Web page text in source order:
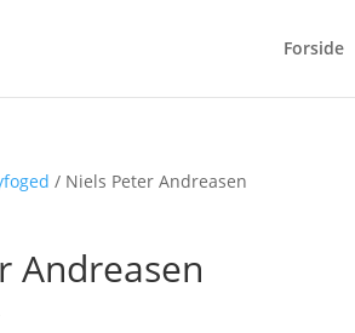
Forside
/ Niels Peter Andreasen
Andreasen